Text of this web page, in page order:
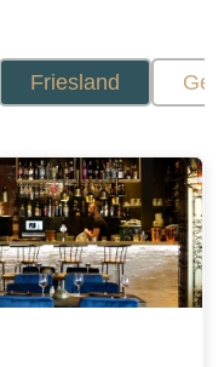
Friesland